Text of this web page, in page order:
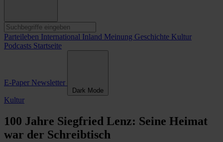
Parteileben International Inland Meinung Geschichte Kultur
Podcasts Startseite
E-Paper Newsletter
Dark Mode
Kultur
100 Jahre Siegfried Lenz: Seine Heimat
war der Schreibtisch